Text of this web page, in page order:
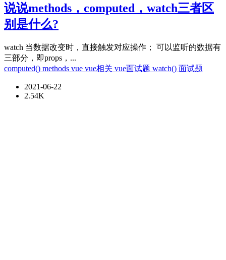
说说methods，computed，watch三者区
别是什么?
watch 当数据改变时，直接触发对应操作； 可以监听的数据有
三部分，即props，...
computed() methods vue vue相关 vue面试题 watch() 面试题
2021-06-22
2.54K